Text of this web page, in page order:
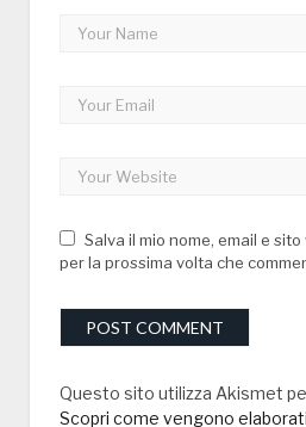
Salva il mio nome, email e
per la prossima volta che
Questo sito utilizza Akismet
Scopri come vengono